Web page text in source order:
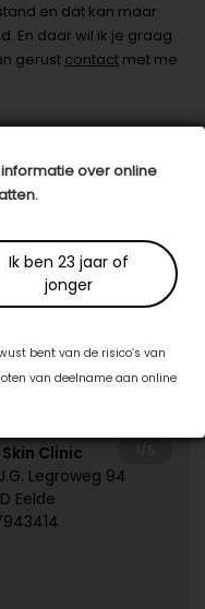
over online
Ik ben 23 jaar of
jonger
bent van de risico’s van
van deelname aan online
en dat kan maar
En daar wil ik je graag
gerust contact met me
met:
Clinic
Legroweg 94
Eelde